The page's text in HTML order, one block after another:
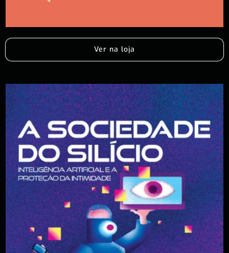
Ver na loja